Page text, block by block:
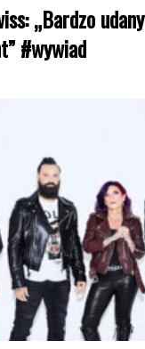
„Bardzo udany
#wywiad